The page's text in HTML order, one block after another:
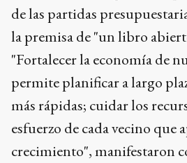
de las partidas
la premisa de "un libro
"Fortalecer la economía de
permite planificar a largo
más rápidas; cuidar los
esfuerzo de cada vecino que
crecimiento", manifestaron